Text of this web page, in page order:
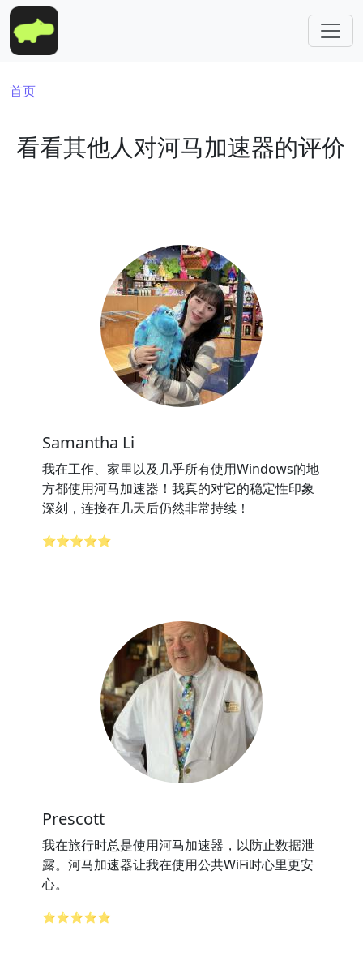
跳转到主要内容
面包屑
首页
看看其他人对河马加速器的评价
Samantha Li
我在工作、家里以及几乎所有使用Windows的地
方都使用河马加速器！我真的对它的稳定性印象
深刻，连接在几天后仍然非常持续！
⭐⭐⭐⭐⭐
Prescott
我在旅行时总是使用河马加速器，以防止数据泄
露。河马加速器让我在使用公共WiFi时心里更安
心。
⭐⭐⭐⭐⭐